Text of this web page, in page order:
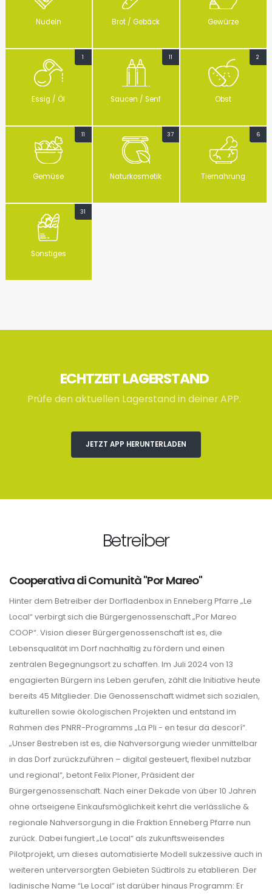
Nudeln Brot / Gebäck Gewürze
1
Essig / Öl
11
Saucen / Senf
2
Obst
11
Gemüse
37
Naturkosmetik
6
Tiernahrung
31
Sonstiges
ECHTZEIT LAGERSTAND
Prüfe den aktuellen Lagerstand in deiner APP.
JETZT APP HERUNTERLADEN
Betreiber
Cooperativa di Comunità "Por Mareo"
Hinter dem Betreiber der Dorfladenbox in Enneberg Pfarre „Le
Local“ verbirgt sich die Bürgergenossenschaft „Por Mareo
COOP“. Vision dieser Bürgergenossenschaft ist es, die
Lebensqualität im Dorf nachhaltig zu fördern und einen
zentralen Begegnungsort zu schaffen. Im Juli 2024 von 13
engagierten Bürgern ins Leben gerufen, zählt die Initiative heute
bereits 45 Mitglieder. Die Genossenschaft widmet sich sozialen,
kulturellen sowie ökologischen Projekten und entstand im
Rahmen des PNRR-Programms „La Pli - en tesur da descorí“.
„Unser Bestreben ist es, die Nahversorgung wieder unmittelbar
in das Dorf zurückzuführen – digital gesteuert, flexibel nutzbar
und regional“, betont Felix Ploner, Präsident der
Bürgergenossenschaft. Nach einer Dekade von über 10 Jahren
ohne ortseigene Einkaufsmöglichkeit kehrt die verlässliche &
regionale Nahversorgung in die Fraktion Enneberg Pfarre nun
zurück. Dabei fungiert „Le Local“ als zukunftsweisendes
Pilotprojekt, um dieses automatisierte Modell sukzessive auch in
weiteren unterversorgten Gebieten Südtirols zu etablieren. Der
ladinische Name “Le Local” ist darüber hinaus Programm: Er